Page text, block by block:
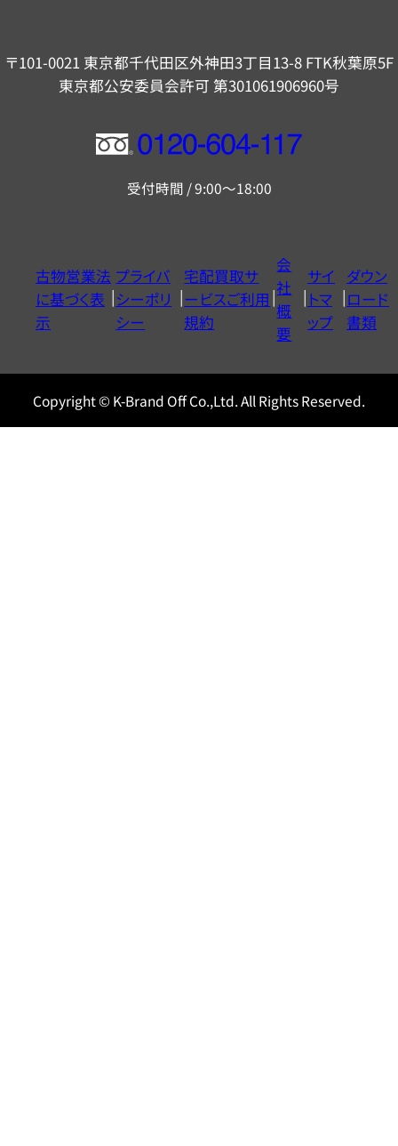
〒101-0021 東京都千代田区外神田3丁目13-8 FTK秋葉原5F
東京都公安委員会許可 第301061906960号
フ
ー
ヤ
ル
0120604117
受付時間 / 9:00～18:00
古物営業法
に基づく表
示
プライバ
シーポリ
シー
宅配買取サ
ービスご利用
規約
会
社
概
要
サイ
トマ
ップ
ダウン
ロード
書類
Copyright © K-Brand Off Co.,Ltd. All Rights Reserved.